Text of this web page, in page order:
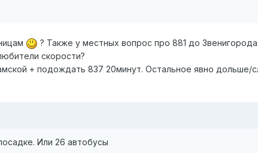
? Также у местных вопрос про 881 до
скорости?
+ подождать 837 20минут. Остальное явно дольше/
Или 26 автобусы